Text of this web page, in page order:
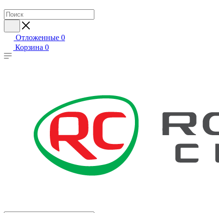
Отложенные 0
Корзина 0